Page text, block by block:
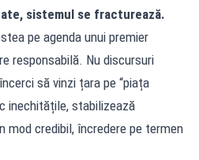
sistemul se fracturează.
pe agenda unui premier
responsabilă. Nu discursuri
să vinzi țara pe “piața
inechitățile, stabilizează
mod credibil, încredere pe termen